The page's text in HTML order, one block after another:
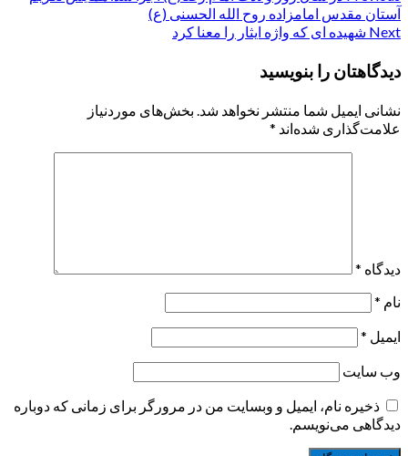
navigation
آستان مقدس امامزاده روح الله الحسنی (ع)
Next شهیده ای که واژه ایثار را معنا کرد
دیدگاهتان را بنویسید
نشانی ایمیل شما منتشر نخواهد شد. بخش‌های موردنیاز
علامت‌گذاری شده‌اند *
دیدگاه *
نام *
ایمیل *
وب‌ سایت
ذخیره نام، ایمیل و وبسایت من در مرورگر برای زمانی که دوباره
دیدگاهی می‌نویسم.